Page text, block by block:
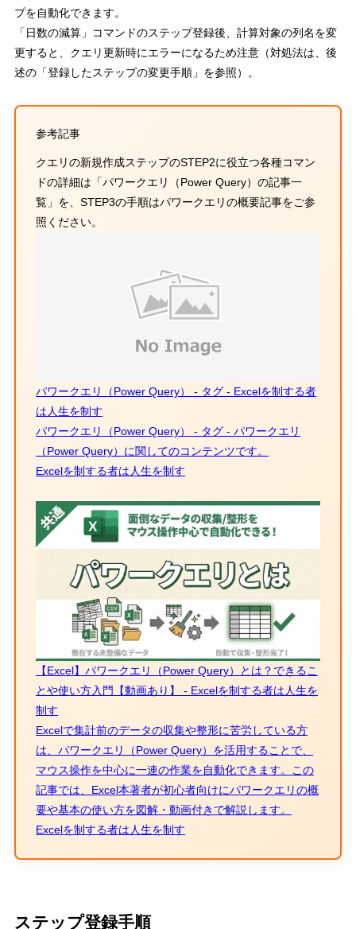
プを自動化できます。
「日数の減算」コマンドのステップ登録後、計算対象の列名を変
更すると、クエリ更新時にエラーになるため注意（対処法は、後
述の「登録したステップの変更手順」を参照）。
参考記事
クエリの新規作成ステップのSTEP2に役立つ各種コマン
ドの詳細は「パワークエリ（Power Query）の記事一
覧」を、STEP3の手順はパワークエリの概要記事をご参
照ください。
パワークエリ（Power Query） - タグ - Excelを制する者
は人生を制す
パワークエリ（Power Query） - タグ - パワークエリ
（Power Query）に関してのコンテンツです。
Excelを制する者は人生を制す
【Excel】パワークエリ（Power Query）とは？できるこ
とや使い方入門【動画あり】 - Excelを制する者は人生を
制す
Excelで集計前のデータの収集や整形に苦労している方
は、パワークエリ（Power Query）を活用することで、
マウス操作を中心に一連の作業を自動化できます。この
記事では、Excel本著者が初心者向けにパワークエリの概
要や基本の使い方を図解・動画付きで解説します。
Excelを制する者は人生を制す
ステップ登録手順